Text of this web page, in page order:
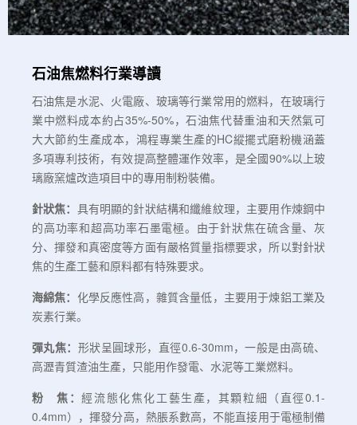
石油焦燃料行業導讀
石油焦是水泥、火電廠、玻璃等行業常用的燃料，在玻璃行
業中燃料成本約占35%-50%，石油焦代替重油和天然氣可
大大節約生產成本，鴻程專業生產的HC縱擺式磨粉機涵蓋
多項專利技術，有效提高整體運作效率，是全國90%以上玻
璃廠窯爐改造項目中的專用制粉裝備。
針狀焦： 具有明顯的針狀結構和纖維紋理，主要用作煉鋼中
的高功率和超高功率石墨電極。由于針狀焦在硫含量、灰
分、揮發和真密度等方面有嚴格質量指標要求，所以對針狀
焦的生產工藝和原料都有特殊要求。
海綿焦： 化學反應性高，雜質含量低，主要用于煉鋁工業及
炭素行業。
彈丸焦： 形狀呈圓球形，直徑0.6-30mm，一般是由高硫、
高瀝青質渣油生產，只能用作發電、水泥等工業燃料。
粉 焦：經流態化焦化工藝生產，其顆粒細（直徑0.1-
0.4mm），揮發分高，熱脹系數高，不能直接用于電極制備